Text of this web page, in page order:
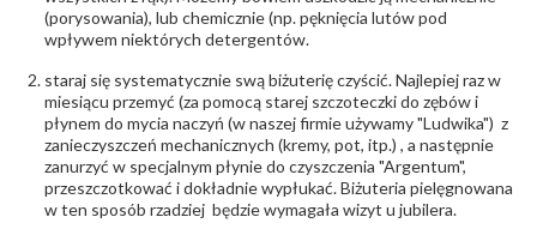
(porysowania), lub chemicznie (np. pęknięcia lutów pod
wpływem niektórych detergentów.
staraj się systematycznie swą biżuterię czyścić. Najlepiej raz w
miesiącu przemyć (za pomocą starej szczoteczki do zębów i
płynem do mycia naczyń (w naszej firmie używamy "Ludwika") z
zanieczyszczeń mechanicznych (kremy, pot, itp.) , a następnie
zanurzyć w specjalnym płynie do czyszczenia "Argentum",
przeszczotkować i dokładnie wypłukać. Biżuteria pielęgnowana
w ten sposób rzadziej będzie wymagała wizyt u jubilera.